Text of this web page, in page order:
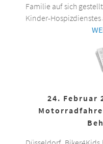
Familie auf sich
Kinder-Hospizdienstes
24. Februar